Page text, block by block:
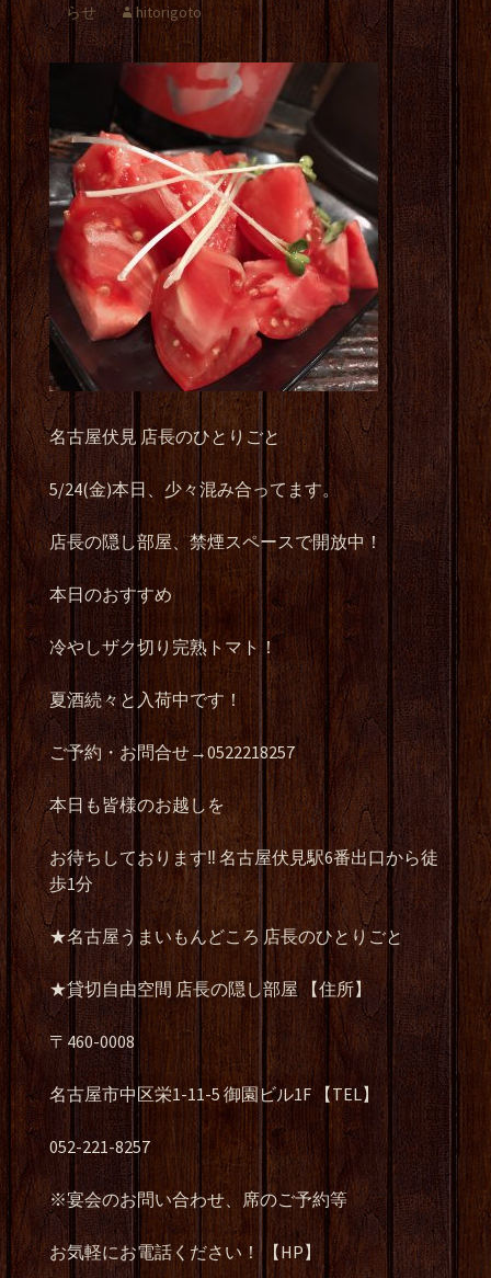
らせ
hitorigoto
名古屋伏見 店長のひとりごと
5/24(金)本日、少々混み合ってます。
店長の隠し部屋、禁煙スペースで開放中！
本日のおすすめ
冷やしザク切り完熟トマト！
夏酒続々と入荷中です！
ご予約・お問合せ→0522218257
本日も皆様のお越しを
お待ちしております‼️ 名古屋伏見駅6番出口から徒
歩1分
★名古屋うまいもんどころ 店長のひとりごと
★貸切自由空間 店長の隠し部屋 【住所】
〒460-0008
名古屋市中区栄1-11-5 御園ビル1F 【TEL】
052-221-8257
※宴会のお問い合わせ、席のご予約等
お気軽にお電話ください！ 【HP】